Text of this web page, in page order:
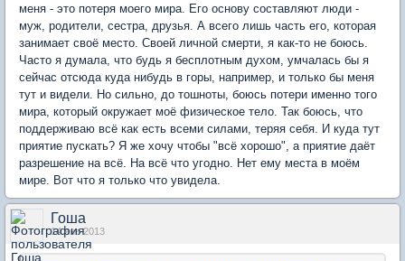
меня - это потеря моего мира. Его основу составляют люди -
муж, родители, сестра, друзья. А всего лишь часть его, которая
занимает своё место. Своей личной смерти, я как-то не боюсь.
Часто я думала, что будь я бесплотным духом, умчалась бы я
сейчас отсюда куда нибудь в горы, например, и только бы меня
тут и видели. Но сильно, до тошноты, боюсь потери именно того
мира, который окружает моё физическое тело. Так боюсь, что
поддерживаю всё как есть всеми силами, теряя себя. И куда тут
приятие пускать? Я же хочу чтобы "всё хорошо", а приятие даёт
разрешение на всё. На всё что угодно. Нет ему места в моём
мире. Вот что я только что увидела.
Гоша
14 янв 2013